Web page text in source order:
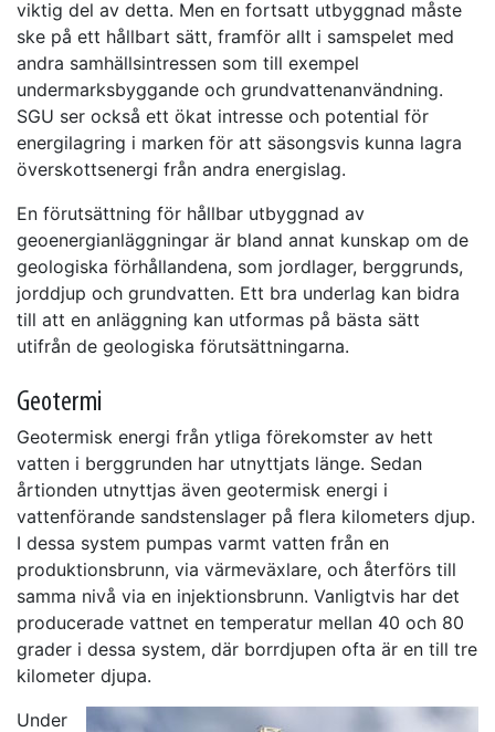
viktig del av detta. Men en fortsatt utbyggnad måste
ske på ett hållbart sätt, framför allt i samspelet med
andra samhällsintressen som till exempel
undermarksbyggande och grundvattenanvändning.
SGU ser också ett ökat intresse och potential för
energilagring i marken för att säsongsvis kunna lagra
överskottsenergi från andra energislag.
En förutsättning för hållbar utbyggnad av
geoenergianläggningar är bland annat kunskap om de
geologiska förhållandena, som jordlager, berggrunds,
jorddjup och grundvatten. Ett bra underlag kan bidra
till att en anläggning kan utformas på bästa sätt
utifrån de geologiska förutsättningarna.
Geotermi
Geotermisk energi från ytliga förekomster av hett
vatten i berggrunden har utnyttjats länge. Sedan
årtionden utnyttjas även geotermisk energi i
vattenförande sandstenslager på flera kilometers djup.
I dessa system pumpas varmt vatten från en
produktionsbrunn, via värmeväxlare, och återförs till
samma nivå via en injektionsbrunn. Vanligtvis har det
producerade vattnet en temperatur mellan 40 och 80
grader i dessa system, där borrdjupen ofta är en till tre
kilometer djupa.
Under